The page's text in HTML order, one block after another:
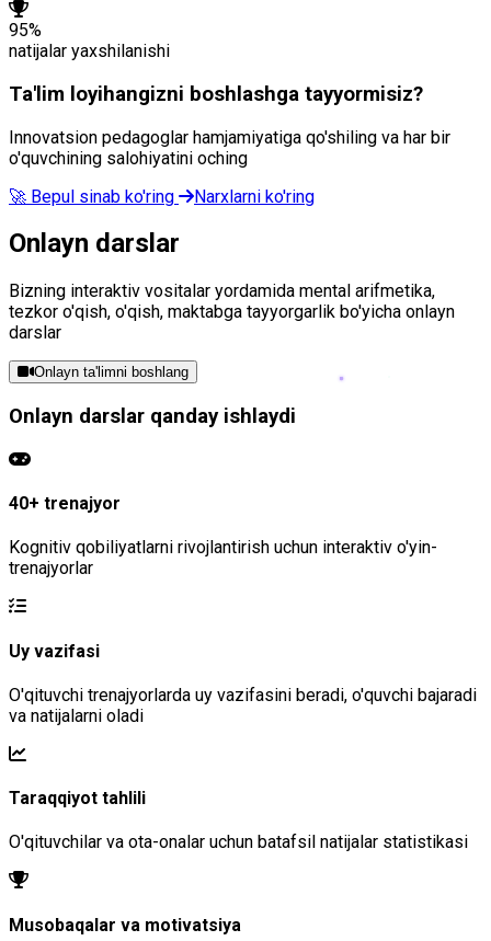
95%
natijalar yaxshilanishi
Ta'lim loyihangizni boshlashga tayyormisiz?
Innovatsion pedagoglar hamjamiyatiga qo'shiling va har bir
o'quvchining salohiyatini oching
🚀 Bepul sinab ko'ring Narxlarni ko'ring
Onlayn darslar
Bizning interaktiv vositalar yordamida mental arifmetika,
tezkor o'qish, o'qish, maktabga tayyorgarlik bo'yicha onlayn
darslar
Onlayn ta'limni boshlang
Onlayn darslar qanday ishlaydi
40+ trenajyor
Kognitiv qobiliyatlarni rivojlantirish uchun interaktiv o'yin-
trenajyorlar
Uy vazifasi
O'qituvchi trenajyorlarda uy vazifasini beradi, o'quvchi bajaradi
va natijalarni oladi
Taraqqiyot tahlili
O'qituvchilar va ota-onalar uchun batafsil natijalar statistikasi
Musobaqalar va motivatsiya